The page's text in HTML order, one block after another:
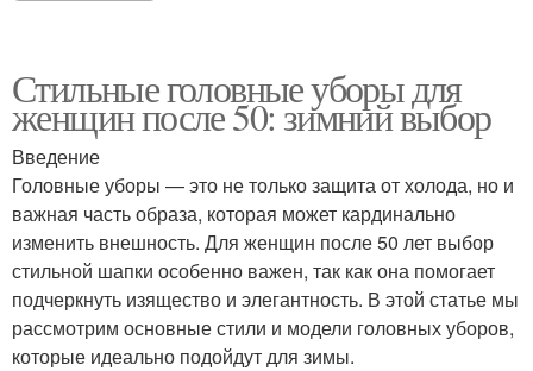
Стильные головные уборы для
женщин после 50: зимний выбор
Введение
Головные уборы — это не только защита от холода, но и
важная часть образа, которая может кардинально
изменить внешность. Для женщин после 50 лет выбор
стильной шапки особенно важен, так как она помогает
подчеркнуть изящество и элегантность. В этой статье мы
рассмотрим основные стили и модели головных уборов,
которые идеально подойдут для зимы.